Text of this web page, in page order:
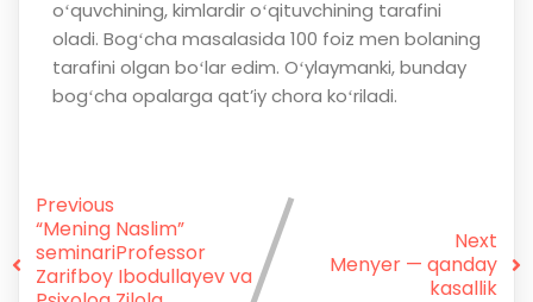
oʻquvchining, kimlardir oʻqituvchining tarafini
oladi. Bogʻcha masalasida 100 foiz men bolaning
tarafini olgan boʻlar edim. Oʻylaymanki, bunday
bogʻcha opalarga qatʼiy chora koʻriladi.
Previous
“Mening Naslim”
seminariProfessor
Zarifboy Ibodullayev va
Next
Menyer — qanday
kasallik